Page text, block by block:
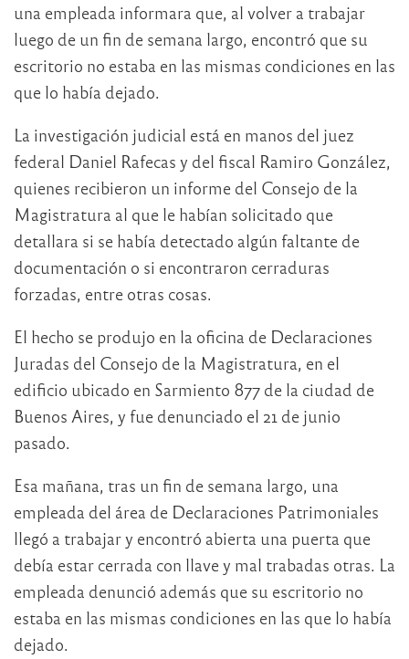
una empleada informara que, al volver a trabajar
luego de un fin de semana largo, encontró que su
escritorio no estaba en las mismas condiciones en las
que lo había dejado.
La investigación judicial está en manos del juez
federal Daniel Rafecas y del fiscal Ramiro González,
quienes recibieron un informe del Consejo de la
Magistratura al que le habían solicitado que
detallara si se había detectado algún faltante de
documentación o si encontraron cerraduras
forzadas, entre otras cosas.
El hecho se produjo en la oficina de Declaraciones
Juradas del Consejo de la Magistratura, en el
edificio ubicado en Sarmiento 877 de la ciudad de
Buenos Aires, y fue denunciado el 21 de junio
pasado.
Esa mañana, tras un fin de semana largo, una
empleada del área de Declaraciones Patrimoniales
llegó a trabajar y encontró abierta una puerta que
debía estar cerrada con llave y mal trabadas otras. La
empleada denunció además que su escritorio no
estaba en las mismas condiciones en las que lo había
dejado.